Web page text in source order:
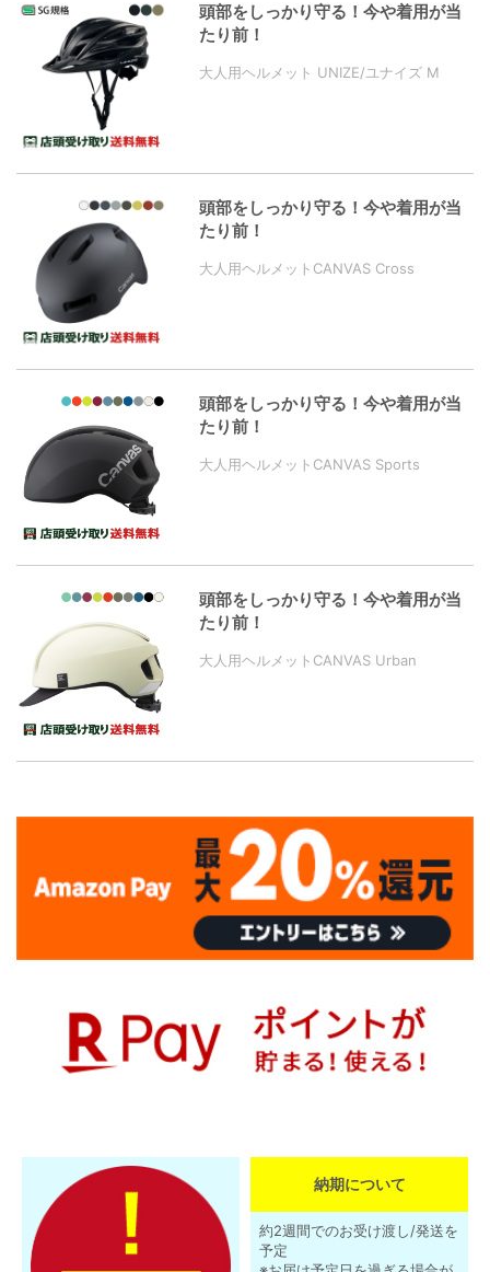
頭部をしっかり守る！今や着用が当
たり前！
大人用ヘルメット UNIZE/ユナイズ M
頭部をしっかり守る！今や着用が当
たり前！
大人用ヘルメットCANVAS Cross
頭部をしっかり守る！今や着用が当
たり前！
大人用ヘルメットCANVAS Sports
頭部をしっかり守る！今や着用が当
たり前！
大人用ヘルメットCANVAS Urban
納期について
約2週間でのお受け渡し/発送を
予定